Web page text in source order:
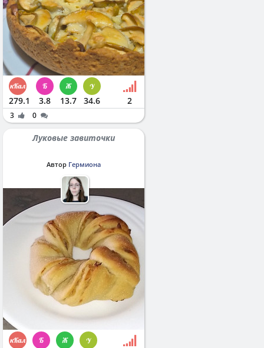
279.1 3.8 13.7 34.6 2
3 0
Луковые завиточки
Автор Гермиона